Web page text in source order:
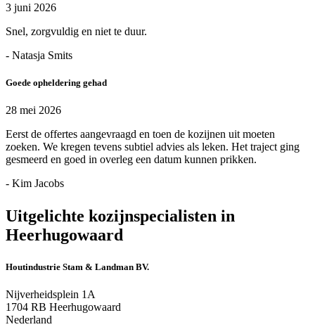
3 juni 2026
Snel, zorgvuldig en niet te duur.
- Natasja Smits
Goede opheldering gehad
28 mei 2026
Eerst de offertes aangevraagd en toen de kozijnen uit moeten
zoeken. We kregen tevens subtiel advies als leken. Het traject ging
gesmeerd en goed in overleg een datum kunnen prikken.
- Kim Jacobs
Uitgelichte kozijnspecialisten in
Heerhugowaard
Houtindustrie Stam & Landman BV.
Nijverheidsplein 1A
1704 RB Heerhugowaard
Nederland